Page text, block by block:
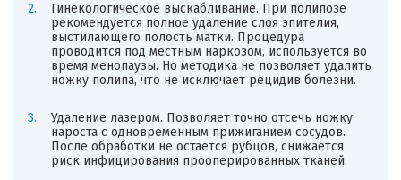
Гинекологическое выскабливание. При полипозе
рекомендуется полное удаление слоя эпителия,
выстилающего полость матки. Процедура
проводится под местным наркозом, используется во
время менопаузы. Но методика не позволяет удалить
ножку полипа, что не исключает рецидив болезни.
Удаление лазером. Позволяет точно отсечь ножку
нароста с одновременным прижиганием сосудов.
После обработки не остается рубцов, снижается
риск инфицирования прооперированных тканей.